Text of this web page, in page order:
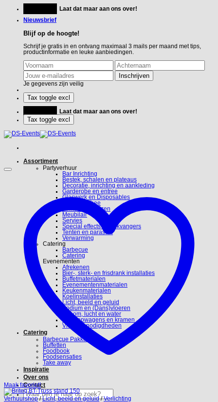
inhoud
Laat dat maar aan ons over!
Nieuwsbrief
Blijf op de hoogte!
Schrijf je gratis in en ontvang maximaal 3 mails per maand met tips,
productinformatie en leuke aanbiedingen.
Je gegevens zijn veilig
Laat dat maar aan ons over!
Assortiment
Partyverhuur
Bar Inrichting
Bestek, schalen en plateaus
Decoratie, inrichting en aankleding
Garderobe en entree
Glaswerk en Disposables
Koffie en Thee
Linnen en hoezen
Meubilair
Servies
Special effects en blikvangers
Tenten en parasols
Verwarming
Catering
Barbecue
Catering
Evenementen
Afrekenen
Bier-, sterk- en frisdrank installaties
Buffetmaterialen
Evenementenmaterialen
Keukenmaterialen
Koelinstallaties
Licht, beeld en geluid
Podium en (Dans)vloeren
Stroom, lucht en water
Verkoopwagens en kramen
Video benodigdheden
Catering
Barbecue Pakketten
Buffetten
Foodbook
Foodsensaties
Take away
Inspiratie
Over ons
Contact
Zoeken
naar:
Maak favoriet!
Verhuurshop / Licht, beeld en geluid / Verlichting